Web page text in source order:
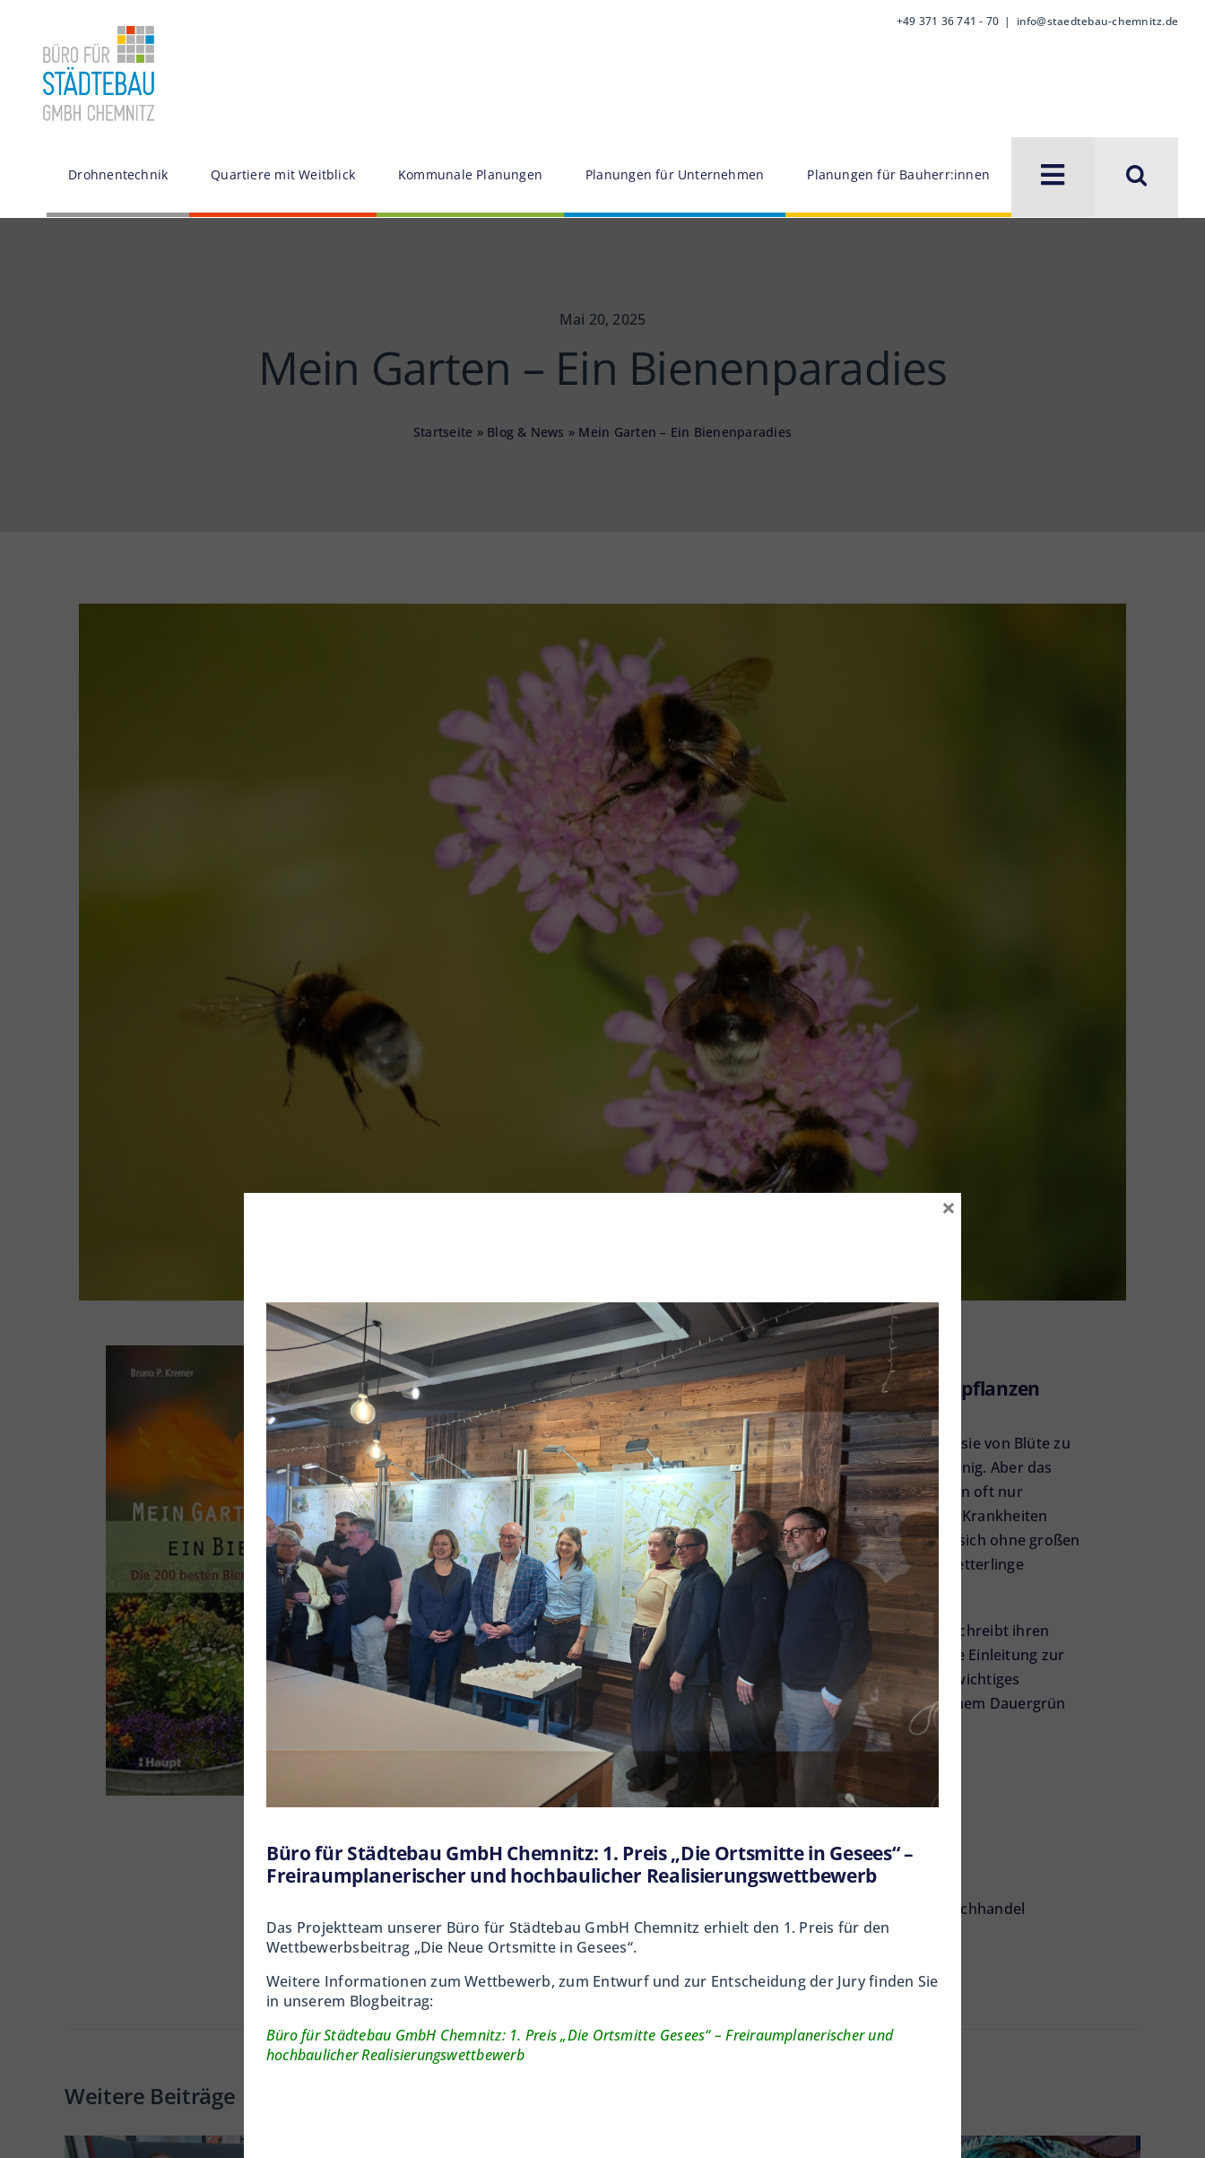
springen
+49 371 36 741 - 70 | info@staedtebau-chemnitz.de
Drohnentechnik Quartiere mit Weitblick Kommunale Planungen Planungen für Unternehmen Planungen für Bauherr:innen
Mai 20, 2025
Mein Garten – Ein Bienenparadies
Startseite » Blog & News » Mein Garten – Ein Bienenparadies
Mein Garten – ein Bienenparadies: Die 200 besten Bienenpflanzen
Bienen sind Profis in Sachen Bestäubung. Scheinbar unermüdlich fliegen sie von Blüte zu
Blüte, sorgen damit für Früchte und liefern dem Menschen auch noch Honig. Aber das
Leben ist für Bienen und Hummeln schwieriger geworden, denn sie finden oft nur
ausgeräumte, monotone Landschaften und müssen gegen Pestizide und Krankheiten
kämpfen. Im eigenen Garten, auf der Terrasse und auf dem Balkon lässt sich ohne großen
Aufwand eine bunte Vielfalt anpflanzen, die Bienen, Hummeln und Schmetterlinge
unterstützt und gleichzeitig die Menschen erfreut.
Dieses Buch stellt die 200 besten Bienenpflanzen für den Garten vor, beschreibt ihren
Nutzen für die Tiere und gibt Tipps für die Anpflanzung. Eine ausführliche Einleitung zur
Lebensweise von Bienen vermittelt spannendes Hintergrundwissen. Ein wichtiges
Nachschlagewerk für alle, die lebendige Naturnähe anstelle von monotonem Dauergrün
einrichten wollen!
Herausgeber ‏ : ‎ Haupt Verlag; 1. Auflage 2014
ISBN-10 ‏ : ‎ 3258078440
Buchhandlung auf dem Sonnenberg: Katapult-Buchhandel
Weitere Beiträge
Büro für Städtebau GmbH Chemnitz: 1. Preis „Die Ortsmitte in Gesees“ –
Freiraumplanerischer und hochbaulicher Realisierungswettbewerb
Das Projektteam unserer Büro für Städtebau GmbH Chemnitz erhielt den 1. Preis für den
Wettbewerbsbeitrag „Die Neue Ortsmitte in Gesees“.
Weitere Informationen zum Wettbewerb, zum Entwurf und zur Entscheidung der Jury finden Sie
in unserem Blogbeitrag:
Büro für Städtebau GmbH Chemnitz: 1. Preis „Die Ortsmitte Gesees“ – Freiraumplanerischer und
hochbaulicher Realisierungswettbewerb
×